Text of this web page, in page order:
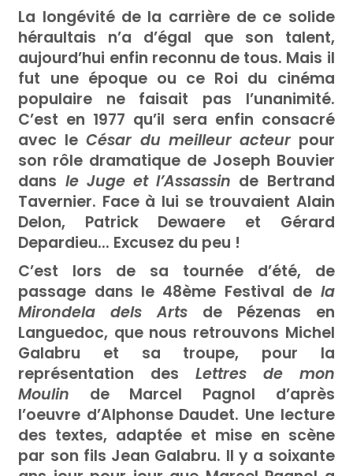
La longévité de la carrière de ce solide
héraultais n’a d’égal que son talent,
aujourd’hui enfin reconnu de tous. Mais il
fut une époque ou ce Roi du cinéma
populaire ne faisait pas l’unanimité.
C’est en 1977 qu’il sera enfin consacré
avec leCésar du meilleur acteur pour
son rôle dramatique de Joseph Bouvier
dans le Juge et l’Assassin de Bertrand
Tavernier. Face à lui se trouvaient Alain
Delon, Patrick Dewaere et Gérard
Depardieu... Excusez du peu !
C’est lors de sa tournée d’été, de
passage dans le 48ème Festival de la
Mirondela dels Arts de Pézenas en
Languedoc, que nous retrouvons Michel
Galabru et sa troupe, pour la
représentation des Lettres de mon
Moulin de Marcel Pagnol d’après
l’oeuvre d’Alphonse Daudet. Une lecture
des textes, adaptée et mise en scène
par son fils Jean Galabru. Il y a soixante